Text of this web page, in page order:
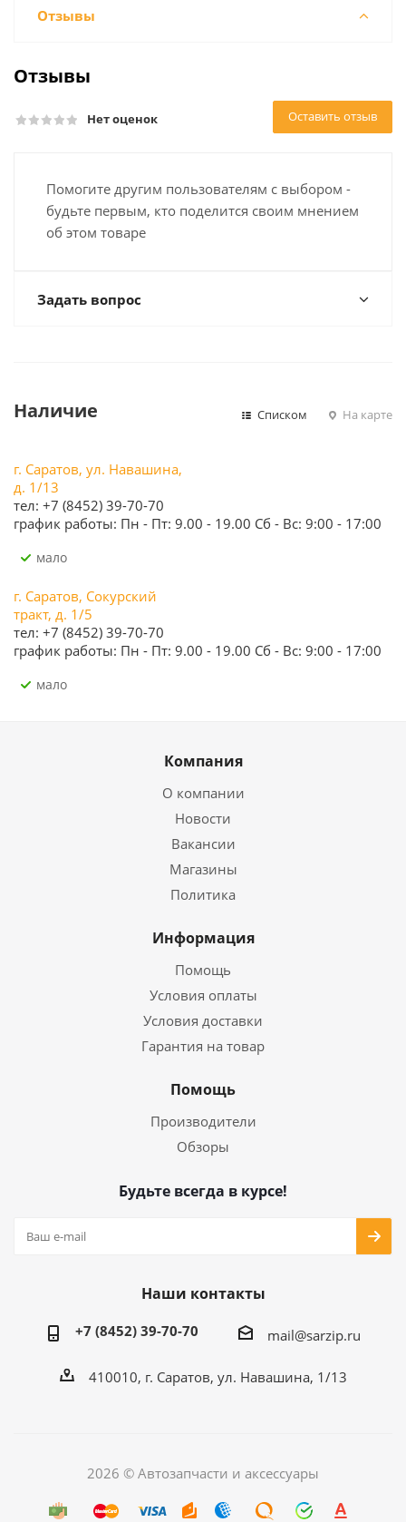
Отзывы
Отзывы
Нет оценок Оставить отзыв
Помогите другим пользователям с выбором -
будьте первым, кто поделится своим мнением
об этом товаре
Задать вопрос
Наличие Списком На карте
г. Саратов, ул. Навашина,
д. 1/13
тел: +7 (8452) 39-70-70
график работы: Пн - Пт: 9.00 - 19.00 Сб - Вс: 9:00 - 17:00
Мало
г. Саратов, Сокурский
тракт, д. 1/5
тел: +7 (8452) 39-70-70
график работы: Пн - Пт: 9.00 - 19.00 Сб - Вс: 9:00 - 17:00
Мало
Компания
О компании
Новости
Вакансии
Магазины
Политика
Информация
Помощь
Условия оплаты
Условия доставки
Гарантия на товар
Помощь
Производители
Обзоры
Будьте всегда в курсе!
Наши контакты
+7 (8452) 39-70-70 mail@sarzip.ru
410010, г. Саратов, ул. Навашина, 1/13
2026 © Автозапчасти и аксессуары